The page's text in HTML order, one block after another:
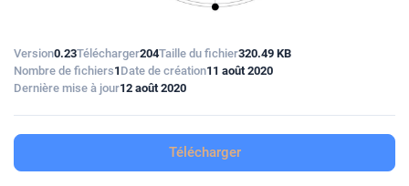
Version0.23Télécharger204Taille du fichier320.49 KB
Nombre de fichiers1 Date de création11 août 2020
Dernière mise à jour12 août 2020
Télécharger